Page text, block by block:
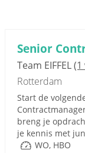
Senior
Team EIFFEL(1
Rotterdam
Start de
breng je
je kennis met
WO, HBO